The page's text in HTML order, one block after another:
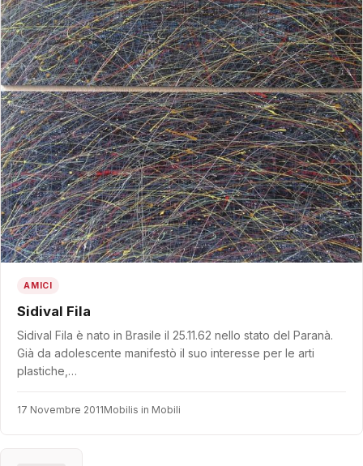
AMICI
Sidival Fila
Sidival Fila è nato in Brasile il 25.11.62 nello stato del Paranà.
Già da adolescente manifestò il suo interesse per le arti
plastiche,…
17 Novembre 2011Mobilis in Mobili